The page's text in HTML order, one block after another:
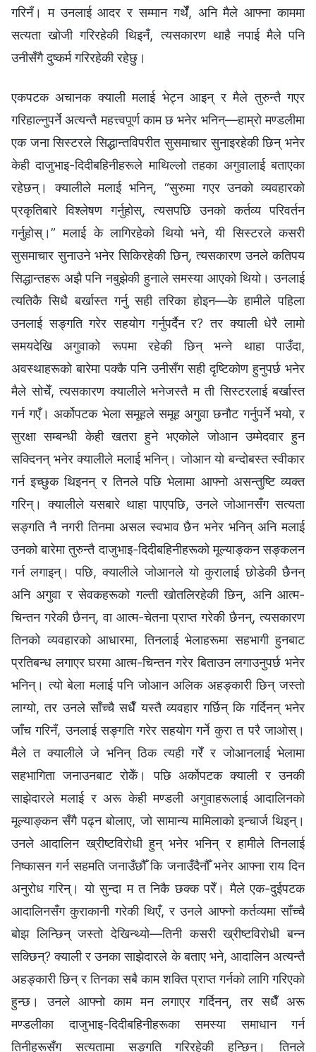
गरिनँ। म उनलाई आदर र सम्‍मान गर्थेँ, अनि मैले आफ्ना काममा
सत्यता खोजी गरिरहेकी थिइनँ, त्यसकारण थाहै नपाई मैले पनि
उनीसँगै दुष्कर्म गरिरहेकी रहेछु।
एकपटक अचानक क्याली मलाई भेट्न आइन् र मैले तुरुन्तै गएर
गरिहाल्‍नुपर्ने अत्यन्तै महत्त्वपूर्ण काम छ भनेर भनिन्—हाम्रो मण्डलीमा
एक जना सिस्टरले सिद्धान्तविपरीत सुसमाचार सुनाइरहेकी छिन् भनेर
केही दाजुभाइ-दिदीबहिनीहरूले माथिल्‍लो तहका अगुवालाई बताएका
रहेछन्। क्यालीले मलाई भनिन्, “सुरुमा गएर उनको व्यवहारको
प्रकृतिबारे विश्‍लेषण गर्नुहोस्, त्यसपछि उनको कर्तव्य परिवर्तन
गर्नुहोस्।” मलाई के लागिरहेको थियो भने, यी सिस्टरले कसरी
सुसमाचार सुनाउने भनेर सिकिरहेकी छिन्, त्यसकारण उनले कतिपय
सिद्धान्तहरू अझै पनि नबुझेकी हुनाले समस्या आएको थियो। उनलाई
त्यतिकै सिधै बर्खास्त गर्नु सही तरिका होइन—के हामीले पहिला
उनलाई सङ्गति गरेर सहयोग गर्नुपर्दैन र? तर क्याली धेरै लामो
समयदेखि अगुवाको रूपमा रहेकी छिन् भन्‍ने थाहा पाउँदा,
अवस्थाहरूको बारेमा पक्‍कै पनि उनीसँग सही दृष्टिकोण हुनुपर्छ भनेर
मैले सोचेँ, त्यसकारण क्यालीले भनेजस्तै म ती सिस्टरलाई बर्खास्त
गर्न गएँ। अर्कोपटक भेला समूहले समूह अगुवा छनौट गर्नुपर्ने भयो, र
सुरक्षा सम्‍बन्धी केही खतरा हुने भएकोले जोआन उम्मेदवार हुन
सक्दिनन् भनेर क्यालीले मलाई भनिन्। जोआन यो बन्दोबस्त स्वीकार
गर्न इच्छुक थिइनन् र तिनले पछि भेलामा आफ्‍नो असन्तुष्टि व्यक्त
गरिन्। क्यालीले यसबारे थाहा पाएपछि, उनले जोआनसँग सत्यता
सङ्गति नै नगरी तिनमा असल स्वभाव छैन भनेर भनिन् अनि मलाई
उनको बारेमा तुरुन्तै दाजुभाइ-दिदीबहिनीहरूको मूल्याङ्कन सङ्कलन
गर्न लगाइन्। पछि, क्यालीले जोआनले यो कुरालाई छोडेकी छैनन्
अनि अगुवा र सेवकहरूको गल्ती खोतलिरहेकी छिन्, अनि आत्म-
चिन्तन गरेकी छैनन्, वा आत्म-चेतना प्राप्त गरेकी छैनन्, त्यसकारण
तिनको व्यवहारको आधारमा, तिनलाई भेलाहरूमा सहभागी हुनबाट
प्रतिबन्ध लगाएर घरमा आत्म-चिन्तन गरेर बिताउन लगाउनुपर्छ भनेर
भनिन्। त्यो बेला मलाई पनि जोआन अलिक अहङ्कारी छिन् जस्तो
लाग्यो, तर उनले साँच्चै सधैँ यस्तै व्यवहार गर्छिन् कि गर्दिनन् भनेर
जाँच गरिनँ, उनलाई सङ्गति गरेर सहयोग गर्ने कुरा त परै जाओस्।
मैले त क्यालीले जे भनिन् ठिक त्यही गरेँ र जोआनलाई भेलामा
सहभागिता जनाउनबाट रोकेँ। पछि अर्कोपटक क्याली र उनकी
साझेदारले मलाई र अरू केही मण्डली अगुवाहरूलाई आदालिनको
मूल्याङ्कन सँगै पढ्न बोलाए, जो सामान्य मामिलाको इन्‍चार्ज थिइन्।
उनले आदालिन ख्रीष्टविरोधी हुन् भनेर भनिन् र हामीले तिनलाई
निष्कासन गर्न सहमति जनाउँछौँ कि जनाउँदैनौँ भनेर आफ्‍ना राय दिन
अनुरोध गरिन्। यो सुन्दा म त निकै छक्‍क परेँ। मैले एक-दुईपटक
आदालिनसँग कुराकानी गरेकी थिएँ, र उनले आफ्‍नो कर्तव्यमा साँच्‍चै
बोझ लिन्छिन् जस्तो देखिन्थ्यो—तिनी कसरी ख्रीष्टविरोधी बन्‍न
सक्छिन्? क्याली र उनका साझेदारले के बताए भने, आदालिन अत्यन्तै
अहङ्कारी छिन् र तिनका सबै काम शक्ति प्राप्त गर्नको लागि गरिएको
हुन्छ। उनले आफ्‍नो काम मन लगाएर गर्दिनन्, तर सधैँ अरू
मण्डलीका दाजुभाइ-दिदीबहिनीहरूका समस्या समाधान गर्न
तिनीहरूसँग सत्यतामा सङ्गति गरिरहेकी हुन्छिन्। तिनले